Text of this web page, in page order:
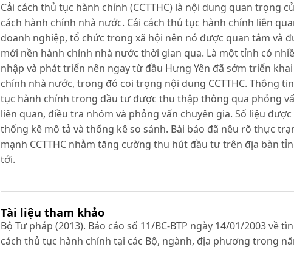
Cải cách thủ tục hành chính (CCTTHC) là nội dung quan trọng
cách hành chính nhà nước. Cải cách thủ tục hành chính liên
doanh nghiệp, tổ chức trong xã hội nên nó được quan tâm và
mới nền hành chính nhà nước thời gian qua. Là một tỉnh có
nhập và phát triển nên ngay từ đầu Hưng Yên đã sớm triển
chính nhà nước, trong đó coi trọng nội dung CCTTHC. Thông
tục hành chính trong đầu tư được thu thập thông qua phỏng
liên quan, điều tra nhóm và phỏng vấn chuyên gia. Số liệu
thống kê mô tả và thống kê so sánh. Bài báo đã nêu rõ thực
mạnh CCTTHC nhằm tăng cường thu hút đầu tư trên địa bàn
tới.
Tài liệu tham khảo
Bộ Tư pháp (2013). Báo cáo số 11/BC-BTP ngày 14/01/2003 về
cách thủ tục hành chính tại các Bộ, ngành, địa phương trong